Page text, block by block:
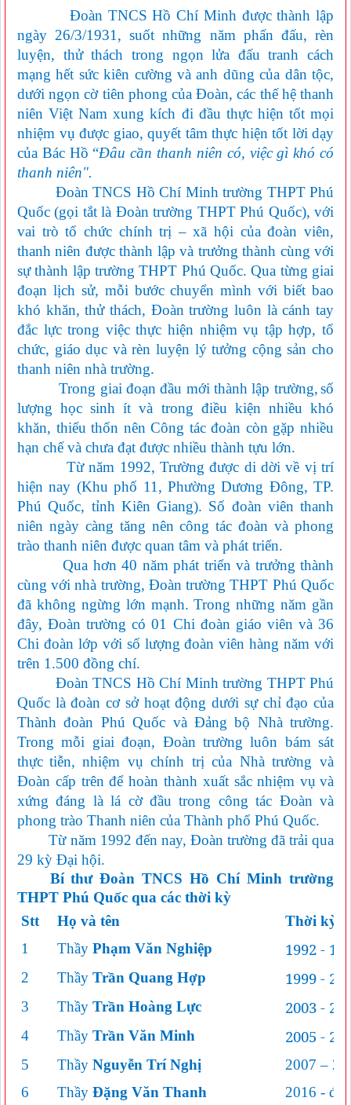
Đoàn TNCS Hồ Chí Minh được thành lập
ngày 26/3/1931, suốt những năm phấn đấu, rèn
luyện, thử thách trong ngọn lửa đấu tranh cách
mạng hết sức kiên cường và anh dũng của dân tộc,
dưới ngọn cờ tiên phong của Đoàn, các thế hệ thanh
niên Việt Nam xung kích đi đầu thực hiện tốt mọi
nhiệm vụ được giao, quyết tâm thực hiện tốt lời dạy
của Bác Hồ “Đâu cần thanh niên có, việc gì khó có
thanh niên".
Đoàn TNCS Hồ Chí Minh trường THPT Phú
Quốc (gọi tắt là Đoàn trường THPT Phú Quốc), với
vai trò tổ chức chính trị – xã hội của đoàn viên,
thanh niên được thành lập và trưởng thành cùng với
sựthành lập trường THPT Phú Quốc. Qua từng giai
đoạn lịch sử, mỗi bước chuyển mình với biết bao
khó khăn, thử thách, Đoàn trường luôn làcánh tay
đắc lựctrong việc thực hiện nhiệm vụ tập hợp, tổ
chức, giáo dục và rèn luyện lý tưởng cộng sản cho
thanh niên nhà trường.
Trong giai đoạn đầu mới thành lập trường,số
lượng học sinh ít và trong điều kiện nhiều khó
khăn, thiếu thốn nên Công tác đoàn còn gặp nhiều
hạn chế và chưa đạt được nhiều thành tựu lớn.
Từ năm 1992, Trường được di dời về vị trí
hiện nay (Khu phố 11, Phường Dương Đông, TP.
Phú Quốc, tỉnh Kiên Giang). Số đoàn viên thanh
niên ngày càng tăng nên công tác đoàn và phong
trào thanh niên được quan tâm và phát triển.
Qua hơn 40 năm phát triển và trưởng thành
cùng với nhà trường, Đoàn trườngTHPT Phú Quốc
đã không ngừng lớn mạnh.Trong những năm gần
đây, Đoàn trường có 01 Chi đoàn giáo viên và 36
Chi đoàn lớp với số lượngđoàn viên hàng năm với
trên 1.500 đồng chí.
Đoàn TNCS Hồ Chí Minh trường THPT Phú
Quốc là đoàn cơ sở hoạt động dưới sự chỉ đạo của
Thành đoàn Phú Quốc và Đảng bộ Nhà trường.
Trong mỗi giai đoạn, Đoàn trường luôn bám sát
thực tiễn, nhiệm vụ chính trị của Nhà trường và
Đoàn cấp trên để hoàn thành xuất sắc nhiệm vụ và
xứng đáng là lá cờ đầutrong công tác Đoàn và
phong trào Thanh niên của Thành phố Phú Quốc.
Từ năm 1992 đến nay, Đoàn trường đã trải qua
29 kỳ Đại hội.
Bí thư Đoàn TNCS Hồ Chí Minh trường
THPT Phú Quốc qua các thời kỳ
Stt
Họ và tên
Thời kỳ
1
Thầy Phạm Văn Nghiệp 1992 -
2 Thầy Trần Quang Hợp 1999 -
3 Thầy Trần Hoàng Lực 2003 -
4 Thầy Trần Văn Minh 2005 -
5 Thầy Nguyễn Trí Nghị
2007 –
6
Thầy Đặng Văn Thanh 2016 -